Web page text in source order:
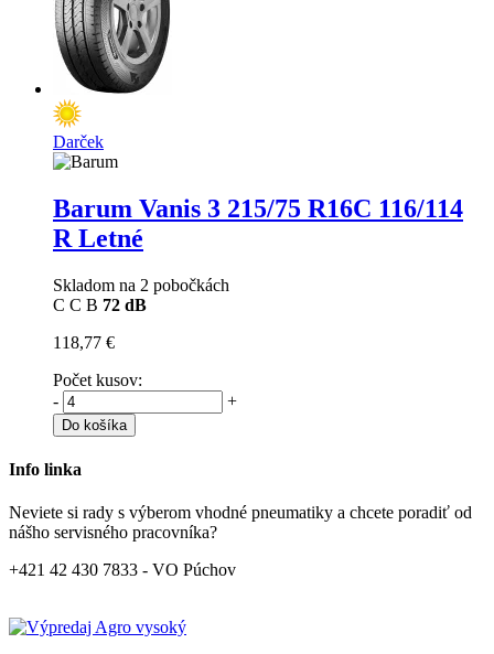
Darček
Barum Vanis 3 215/75 R16C 116/114
R Letné
Skladom na 2 pobočkách
C C B 72 dB
118,77 €
Počet kusov:
-
+
Do košíka
Info linka
Neviete si rady s výberom vhodné pneumatiky a chcete poradiť od
nášho servisného pracovníka?
+421 42 430 7833 - VO Púchov